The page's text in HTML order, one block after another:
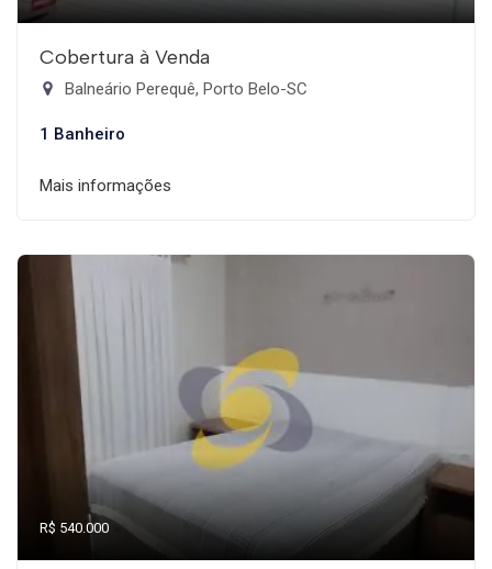
Cobertura à Venda
Balneário Perequê, Porto Belo-SC
1 Banheiro
Mais informações
R$ 540.000